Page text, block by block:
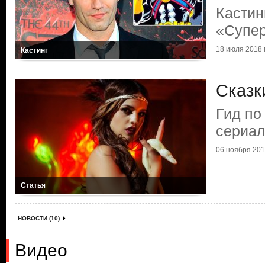
Кастинг 18 июля 2018
Статья
Гид
06 ноября
НОВОСТИ (10)
Видео